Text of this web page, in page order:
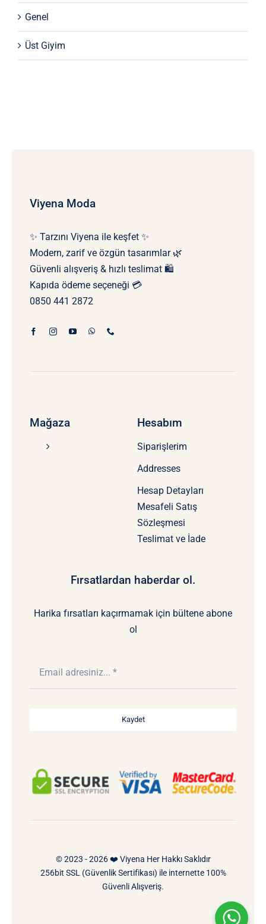
Genel
Üst Giyim
Viyena Moda
✨ Tarzını Viyena ile keşfet ✨
Modern, zarif ve özgün tasarımlar 🌿
Güvenli alışveriş & hızlı teslimat 🛍️
Kapıda ödeme seçeneği 💳
0850 441 2872
Mağaza Hesabım
Siparişlerim
Addresses
Hesap Detayları
Mesafeli Satış
Sözleşmesi
Teslimat ve İade
Fırsatlardan haberdar ol.
Harika fırsatları kaçırmamak için bültene abone
ol
Kaydet
© 2023 - 2026 ❤️ Viyena Her Hakkı Saklıdır
256bit SSL (Güvenlik Sertifikası) ile internette 100%
Güvenli Alışveriş.